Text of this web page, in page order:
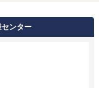
ンター